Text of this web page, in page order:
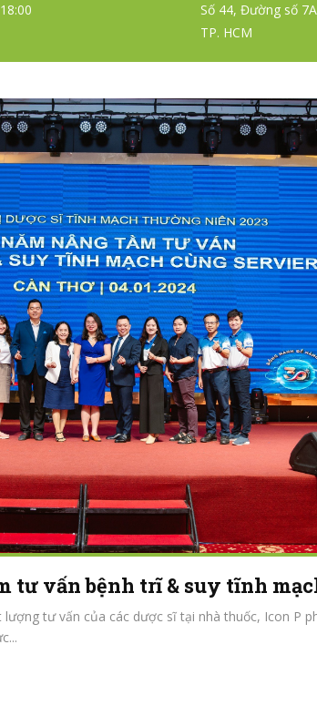
Số 44, Đường số
TP. HCM
tư vấn bệnh trĩ & suy tĩnh
tư vấn của các dược sĩ tại nhà thuốc, Icon P